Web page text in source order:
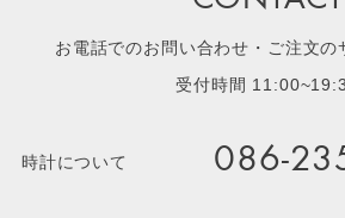
お電話でのお問い合わせ・ご注文の
受付時間
時計について 086-